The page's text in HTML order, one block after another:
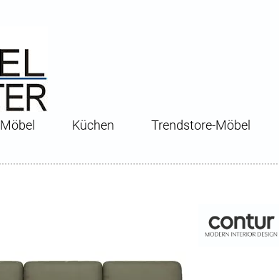
Möbel Küchen Trendstore-Möbel